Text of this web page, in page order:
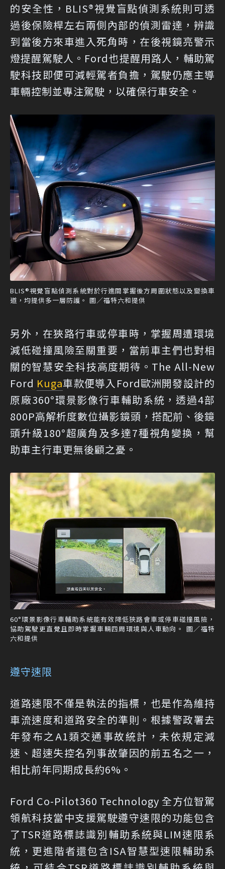
的安全性，BLIS®視覺盲點偵測系統則可透
過後保險桿左右兩側內部的偵測雷達，辨識
到當後方來車進入死角時，在後視鏡亮警示
燈提醒駕駛人。Ford也提醒用路人，輔助駕
駛科技即便可減輕駕者負擔，駕駛仍應主導
車輛控制並專注駕駛，以確保行車安全。
BLIS®視覺盲點偵測系統對於行進間掌握後方周圍狀態以及變換車
道，均提供多一層防護。 圖／福特六和提供
另外，在狹路行車或停車時，掌握周遭環境
減低碰撞風險至關重要，當前車主們也對相
關的智慧安全科技高度期待。The All-New
Ford Kuga車款便導入Ford歐洲開發設計的
原廠360°環景影像行車輔助系統，透過4部
800P高解析度數位攝影鏡頭，搭配前、後鏡
頭升級180°超廣角及多達7種視角變換，幫
助車主行車更無後顧之憂。
60°環景影像行車輔助系統能有效降低狹路會車或停車碰撞風險，
協助駕駛更直覺且即時掌握車輛四周環境與人車動向。 圖／福特
六和提供
遵守速限
道路速限不僅是執法的指標，也是作為維持
車流速度和道路安全的準則。根據警政署去
年發布之A1類交通事故統計，未依規定減
速、超速失控名列事故肇因的前五名之一，
相比前年同期成長約6%。
Ford Co-Pilot360 Technology 全方位智駕
領航科技當中支援駕駛遵守速限的功能包含
了TSR道路標誌識別輔助系統與LIM速限系
統，更進階者還包含ISA智慧型速限輔助系